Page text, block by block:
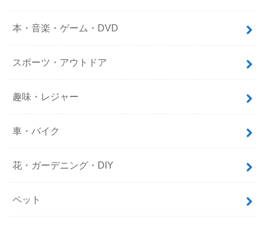
本・音楽・ゲーム・DVD
スポーツ・アウトドア
趣味・レジャー
車・バイク
花・ガーデニング・DIY
ペット